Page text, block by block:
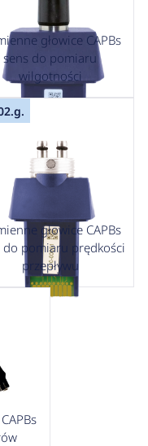
głowice CAPBs
sens do pomiaru
wilgotności
głowice CAPBs
do pomiaru prędkości
przepływu